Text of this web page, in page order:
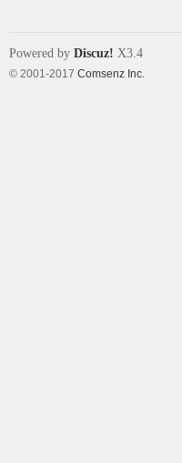
Powered by Discuz! X3.4
© 2001-2017 Comsenz Inc.